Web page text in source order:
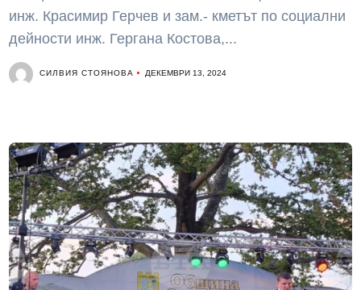
инж. Красимир Герчев и зам.- кметът по социални
дейности инж. Гергана Костова,...
СИЛВИЯ СТОЯНОВА ДЕКЕМВРИ 13, 2024